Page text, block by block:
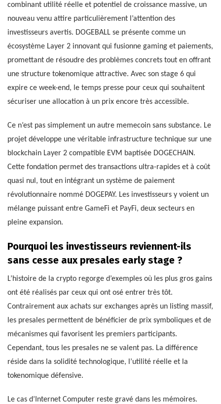
combinant utilité réelle et potentiel de croissance massive, un
nouveau venu attire particulièrement l’attention des
investisseurs avertis. DOGEBALL se présente comme un
écosystème Layer 2 innovant qui fusionne gaming et paiements,
promettant de résoudre des problèmes concrets tout en offrant
une structure tokenomique attractive. Avec son stage 6 qui
expire ce week-end, le temps presse pour ceux qui souhaitent
sécuriser une allocation à un prix encore très accessible.
Ce n’est pas simplement un autre memecoin sans substance. Le
projet développe une véritable infrastructure technique sur une
blockchain Layer 2 compatible EVM baptisée DOGECHAIN.
Cette fondation permet des transactions ultra-rapides et à coût
quasi nul, tout en intégrant un système de paiement
révolutionnaire nommé DOGEPAY. Les investisseurs y voient un
mélange puissant entre GameFi et PayFi, deux secteurs en
pleine expansion.
Pourquoi les investisseurs reviennent-ils
sans cesse aux presales early stage ?
L’histoire de la crypto regorge d’exemples où les plus gros gains
ont été réalisés par ceux qui ont osé entrer très tôt.
Contrairement aux achats sur exchanges après un listing massif,
les presales permettent de bénéficier de prix symboliques et de
mécanismes qui favorisent les premiers participants.
Cependant, tous les presales ne se valent pas. La différence
réside dans la solidité technologique, l’utilité réelle et la
tokenomique défensive.
Le cas d’Internet Computer reste gravé dans les mémoires.